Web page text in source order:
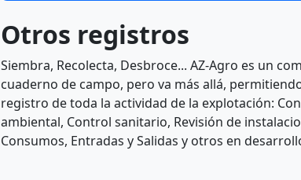
Otros registros
Siembra, Recolecta, Desbroce... AZ-Agro es un
cuaderno de campo, pero va más allá,
registro de toda la actividad de la explotación:
ambiental, Control sanitario, Revisión de
Consumos, Entradas y Salidas y otros en